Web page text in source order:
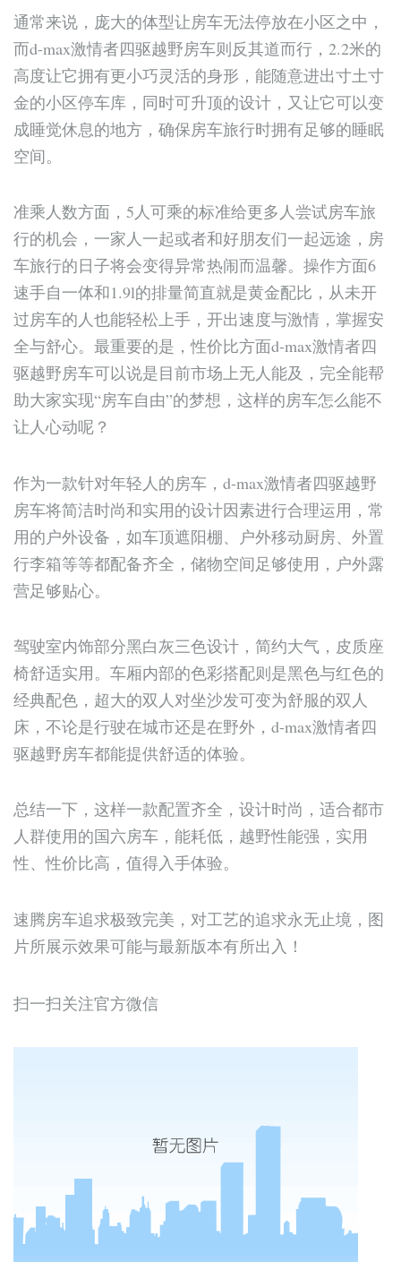
通常来说，庞大的体型让房车无法停放在小区之中，
而d-max激情者四驱越野房车则反其道而行，2.2米的
高度让它拥有更小巧灵活的身形，能随意进出寸土寸
金的小区停车库，同时可升顶的设计，又让它可以变
成睡觉休息的地方，确保房车旅行时拥有足够的睡眠
空间。
准乘人数方面，5人可乘的标准给更多人尝试房车旅
行的机会，一家人一起或者和好朋友们一起远途，房
车旅行的日子将会变得异常热闹而温馨。操作方面6
速手自一体和1.9l的排量简直就是黄金配比，从未开
过房车的人也能轻松上手，开出速度与激情，掌握安
全与舒心。最重要的是，性价比方面d-max激情者四
驱越野房车可以说是目前市场上无人能及，完全能帮
助大家实现“房车自由”的梦想，这样的房车怎么能不
让人心动呢？
作为一款针对年轻人的房车，d-max激情者四驱越野
房车将简洁时尚和实用的设计因素进行合理运用，常
用的户外设备，如车顶遮阳棚、户外移动厨房、外置
行李箱等等都配备齐全，储物空间足够使用，户外露
营足够贴心。
驾驶室内饰部分黑白灰三色设计，简约大气，皮质座
椅舒适实用。车厢内部的色彩搭配则是黑色与红色的
经典配色，超大的双人对坐沙发可变为舒服的双人
床，不论是行驶在城市还是在野外，d-max激情者四
驱越野房车都能提供舒适的体验。
总结一下，这样一款配置齐全，设计时尚，适合都市
人群使用的国六房车，能耗低，越野性能强，实用
性、性价比高，值得入手体验。
速腾房车追求极致完美，对工艺的追求永无止境，图
片所展示效果可能与最新版本有所出入！
扫一扫关注官方微信